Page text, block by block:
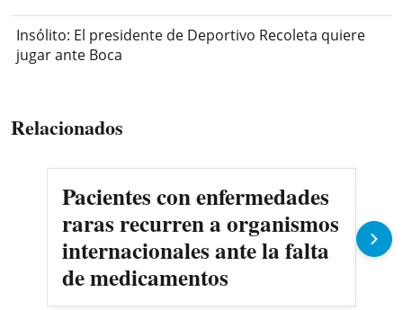
Insólito: El presidente de Deportivo Recoleta quiere
jugar ante Boca
Relacionados
Pacientes con enfermedades
raras recurren a organismos
internacionales ante la falta
de medicamentos
en